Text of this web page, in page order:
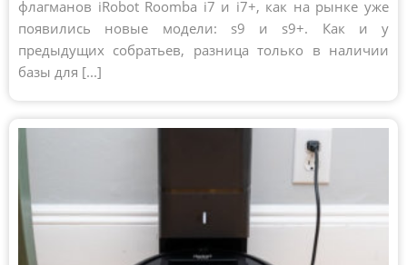
флагманов iRobot Roomba i7 и i7+, как на рынке уже
появились новые модели: s9 и s9+. Как и у
предыдущих собратьев, разница только в наличии
базы для [...]